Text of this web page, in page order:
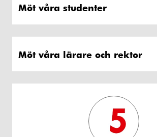
Möt våra studenter
Möt våra lärare och rektor